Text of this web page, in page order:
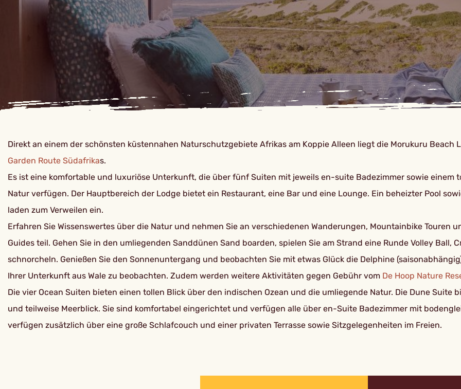
Direkt an einem der schönsten küstennahen Naturschutzgebiete Afrikas am Koppie Alleen liegt die Morukuru Beach
Garden Route Südafrikas.
Es ist eine komfortable und luxuriöse Unterkunft, die über fünf Suiten mit jeweils en-suite Badezimmer sowie einem
Natur verfügen. Der Hauptbereich der Lodge bietet ein Restaurant, eine Bar und eine Lounge. Ein beheizter Pool
laden zum Verweilen ein.
Erfahren Sie Wissenswertes über die Natur und nehmen Sie an verschiedenen Wanderungen, Mountainbike
Guides teil. Gehen Sie in den umliegenden Sanddünen Sand boarden, spielen Sie am Strand eine Runde Volley Ball,
schnorcheln. Genießen Sie den Sonnenuntergang und beobachten Sie mit etwas Glück die Delphine
Ihrer Unterkunft aus Wale zu beobachten. Zudem werden weitere Aktivitäten gegen Gebühr vom De Hoop Nature
Die vier Ocean Suiten bieten einen tollen Blick über den indischen Ozean und die umliegende Natur. Die Dune
und teilweise Meerblick. Sie sind komfortabel eingerichtet und verfügen alle über en-Suite Badezimmer mit
verfügen zusätzlich über eine große Schlafcouch und einer privaten Terrasse sowie Sitzgelegenheiten im Freien.